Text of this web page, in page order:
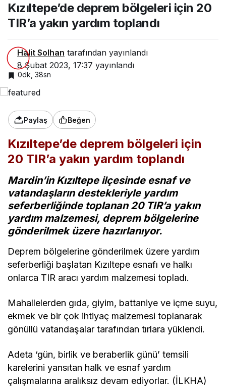
toplandı
Kızıltepe’de deprem bölgeleri için 20
TIR’a yakın yardım toplandı
Halit Solhan tarafından yayınlandı
8 Şubat 2023, 17:37 yayınlandı
0dk, 38sn
Paylaş Beğen
Kızıltepe’de deprem bölgeleri için
20 TIR’a yakın yardım toplandı
Mardin’in Kızıltepe ilçesinde esnaf ve
vatandaşların destekleriyle yardım
seferberliğinde toplanan 20 TIR’a yakın
yardım malzemesi, deprem bölgelerine
gönderilmek üzere hazırlanıyor.
Deprem bölgelerine gönderilmek üzere yardım
seferberliği başlatan Kızıltepe esnafı ve halkı
onlarca TIR aracı yardım malzemesi topladı.
Mahallelerden gıda, giyim, battaniye ve içme suyu,
ekmek ve bir çok ihtiyaç malzemesi toplanarak
gönüllü vatandaşalar tarafından tırlara yüklendi.
Adeta ‘gün, birlik ve beraberlik günü’ temsili
karelerini yansıtan halk ve esnaf yardım
çalışmalarına aralıksız devam ediyorlar. (İLKHA)